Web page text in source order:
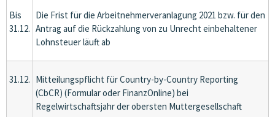
Bis
31.12.
Die Frist für die Arbeitnehmerveranlagung 2021 bzw. für den
Antrag auf die Rückzahlung von zu Unrecht einbehaltener
Lohnsteuer läuft ab
31.12. Mitteilungspflicht für Country-by-Country Reporting
(CbCR) (Formular oder FinanzOnline) bei
Regelwirtschaftsjahr der obersten Muttergesellschaft